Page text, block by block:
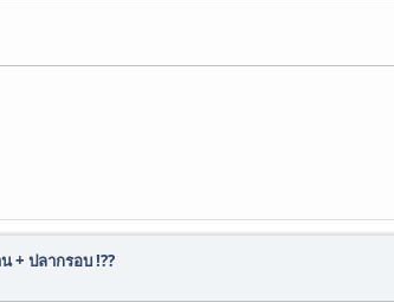
+ ปลากรอบ !??